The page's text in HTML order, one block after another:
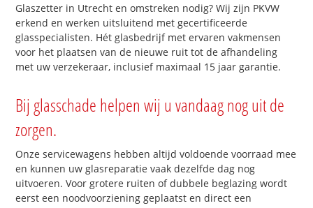
Glaszetter in Utrecht en omstreken nodig? Wij zijn PKVW
erkend en werken uitsluitend met gecertificeerde
glasspecialisten. Hét glasbedrijf met ervaren vakmensen
voor het plaatsen van de nieuwe ruit tot de afhandeling
met uw verzekeraar, inclusief maximaal 15 jaar garantie.
Bij glasschade helpen wij u vandaag nog uit de
zorgen.
Onze servicewagens hebben altijd voldoende voorraad mee
en kunnen uw glasreparatie vaak dezelfde dag nog
uitvoeren. Voor grotere ruiten of dubbele beglazing wordt
eerst een noodvoorziening geplaatst en direct een